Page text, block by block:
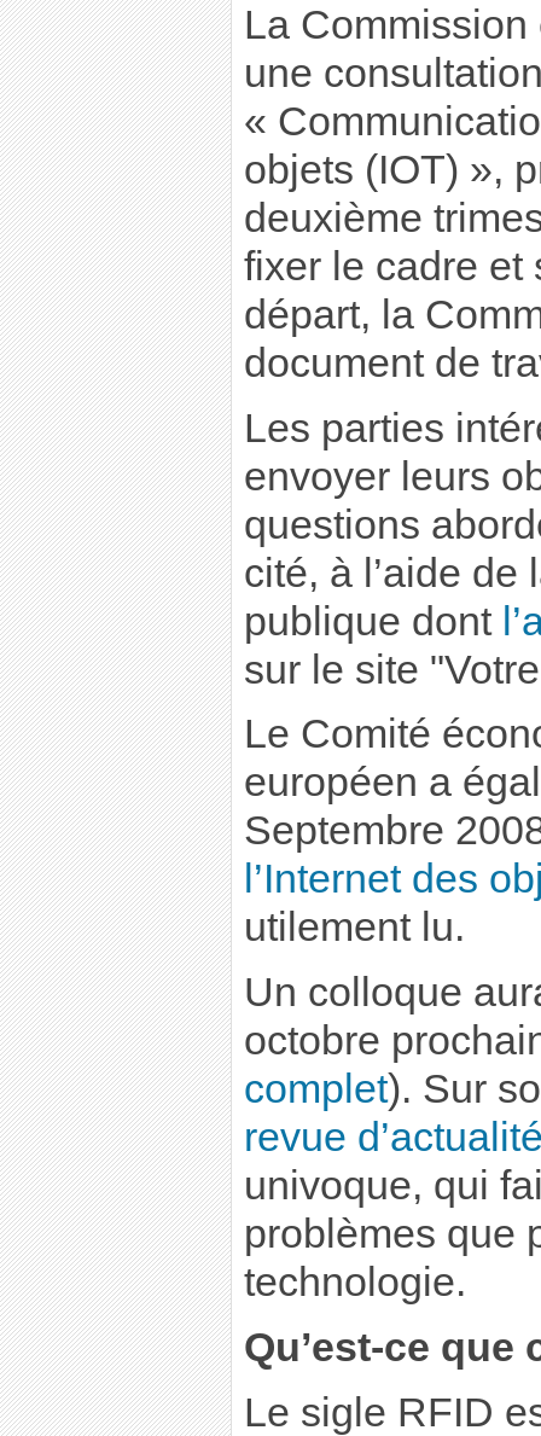
La
une
«
objets (IOT) »,
deuxième
fixer le cadre et
départ, la
document de
Les parties
envoyer leurs
questions
cité, à l’aide de
publique dont
sur le site
Le Comité
européen a
Septembre
l’Internet des
utilement lu.
Un colloque
octobre
complet). Sur
revue
univoque, qui
problèmes que
technologie.
Qu’est-ce que
Le sigle RFID